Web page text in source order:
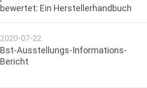
bewertet: Ein Herstellerhandbuch
2020-07-22
Bst-Ausstellungs-Informations-
Bericht